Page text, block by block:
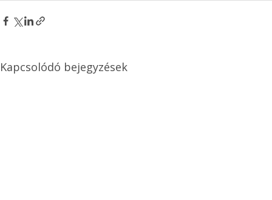
Kapcsolódó bejegyzések